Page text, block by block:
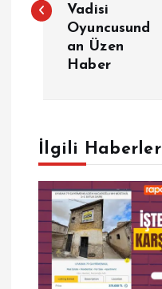
z
e
z
n
Vadisi
Oyuncusund
an Üzen
Haber
İlgili Haberler